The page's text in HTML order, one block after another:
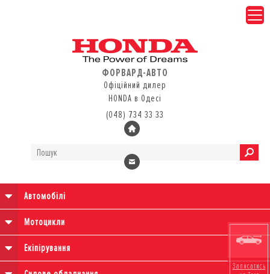
ФОРВАРД-АВТО
Офіційний дилер
HONDA в Одесі
(048) 734 33 33
Автомобілі
Мотоцикли
Екіпірування
Записатись